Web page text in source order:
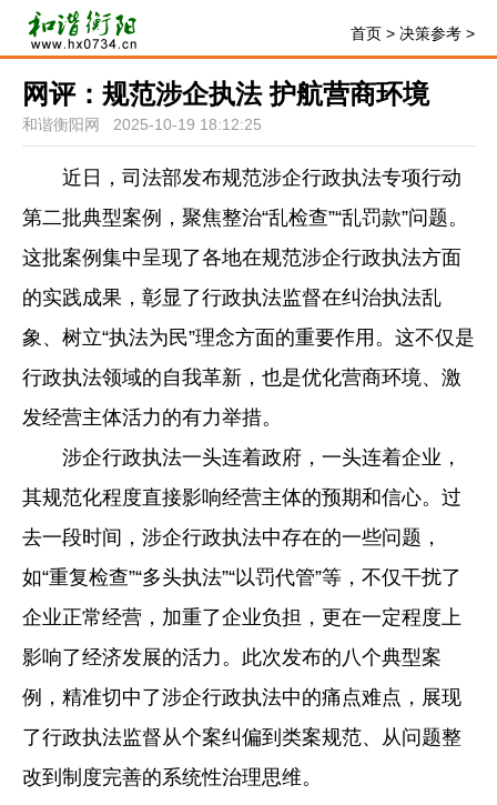
首页 > 决策参考 >
网评：规范涉企执法 护航营商环境
和谐衡阳网 2025-10-19 18:12:25
近日，司法部发布规范涉企行政执法专项行动
第二批典型案例，聚焦整治“乱检查”“乱罚款”问题。
这批案例集中呈现了各地在规范涉企行政执法方面
的实践成果，彰显了行政执法监督在纠治执法乱
象、树立“执法为民”理念方面的重要作用。这不仅是
行政执法领域的自我革新，也是优化营商环境、激
发经营主体活力的有力举措。
涉企行政执法一头连着政府，一头连着企业，
其规范化程度直接影响经营主体的预期和信心。过
去一段时间，涉企行政执法中存在的一些问题，
如“重复检查”“多头执法”“以罚代管”等，不仅干扰了
企业正常经营，加重了企业负担，更在一定程度上
影响了经济发展的活力。此次发布的八个典型案
例，精准切中了涉企行政执法中的痛点难点，展现
了行政执法监督从个案纠偏到类案规范、从问题整
改到制度完善的系统性治理思维。